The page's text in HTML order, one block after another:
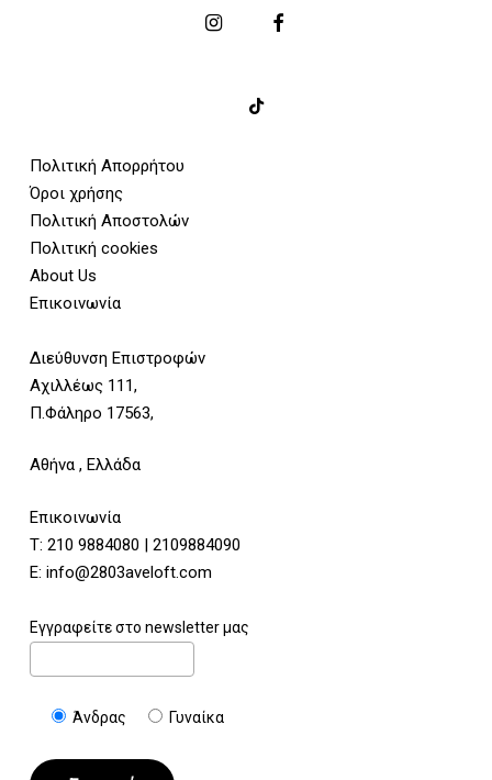
Πολιτική Απορρήτου
Όροι χρήσης
Πολιτική Αποστολών
Πολιτική cookies
About Us
Επικοινωνία
Διεύθυνση Επιστροφών
Αχιλλέως 111,
Π.Φάληρο 17563,
Αθήνα , Ελλάδα
Επικοινωνία
Τ: 210 9884080 | 2109884090
E: info@2803aveloft.com
Εγγραφείτε στο newsletter μας
Άνδρας Γυναίκα